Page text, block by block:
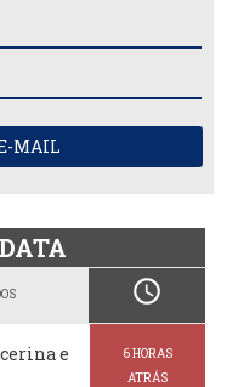
MAIL
schedule
e
6 HORAS
ATRÁS